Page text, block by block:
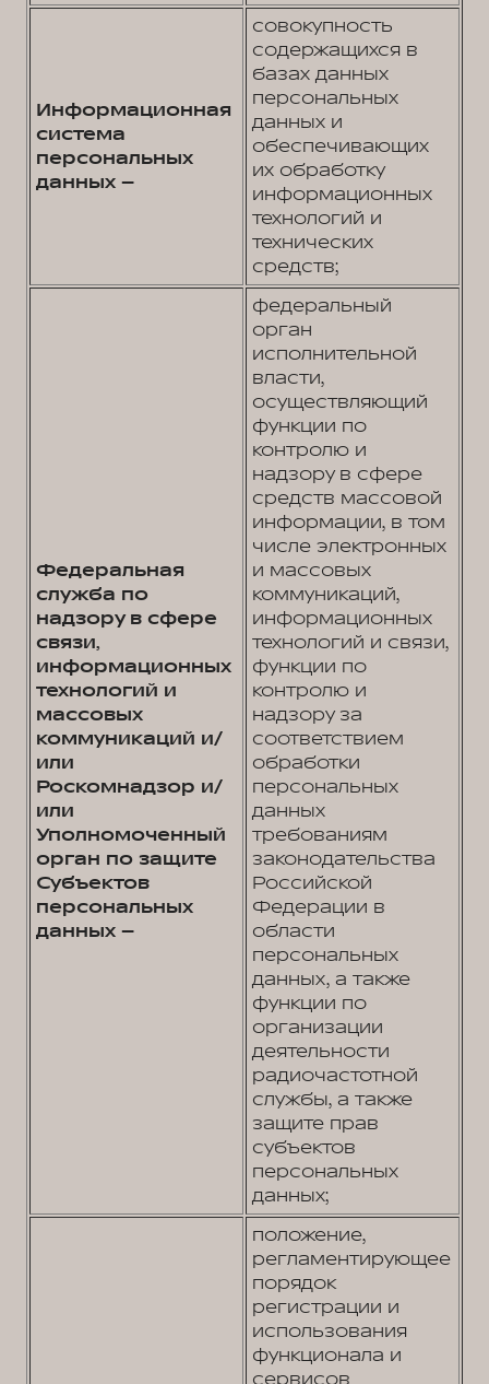
Информационная
система
персональных
данных –
совокупность
содержащихся в
базах данных
персональных
данных и
обеспечивающих
их обработку
информационных
технологий и
технических
средств;
Федеральная
служба по
надзору в сфере
связи,
информационных
технологий и
массовых
коммуникаций и/
или
Роскомнадзор и/
или
Уполномоченный
орган по защите
Субъектов
персональных
данных –
федеральный
орган
исполнительной
власти,
осуществляющий
функции по
контролю и
надзору в сфере
средств массовой
информации, в том
числе электронных
и массовых
коммуникаций,
информационных
технологий и связи,
функции по
контролю и
надзору за
соответствием
обработки
персональных
данных
требованиям
законодательства
Российской
Федерации в
области
персональных
данных, а также
функции по
организации
деятельности
радиочастотной
службы, а также
защите прав
субъектов
персональных
данных;
положение,
регламентирующее
порядок
регистрации и
использования
функционала и